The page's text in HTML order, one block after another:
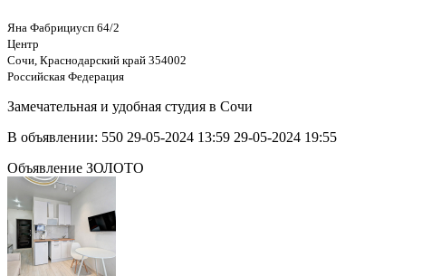
Яна Фабрициусп 64/2
Центр
Сочи, Краснодарский край 354002
Российская Федерация
Замечательная и удобная студия в Сочи
В объявлении: 550 29-05-2024 13:59 29-05-2024 19:55
Объявление ЗОЛОТО